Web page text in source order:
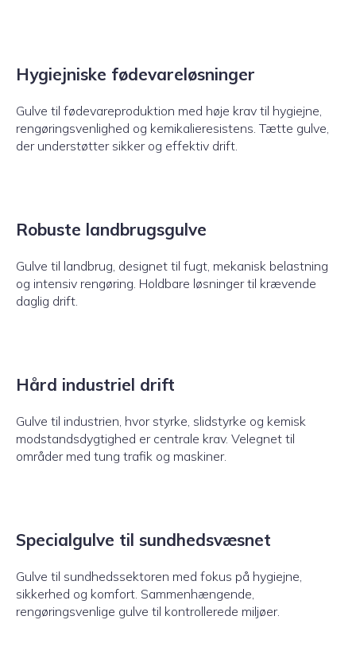
Hygiejniske fødevareløsninger
Gulve til fødevareproduktion med høje krav til hygiejne,
rengøringsvenlighed og kemikalieresistens. Tætte gulve,
der understøtter sikker og effektiv drift.
Robuste landbrugsgulve
Gulve til landbrug, designet til fugt, mekanisk belastning
og intensiv rengøring. Holdbare løsninger til krævende
daglig drift.
Hård industriel drift
Gulve til industrien, hvor styrke, slidstyrke og kemisk
modstandsdygtighed er centrale krav. Velegnet til
områder med tung trafik og maskiner.
Specialgulve til sundhedsvæsnet
Gulve til sundhedssektoren med fokus på hygiejne,
sikkerhed og komfort. Sammenhængende,
rengøringsvenlige gulve til kontrollerede miljøer.